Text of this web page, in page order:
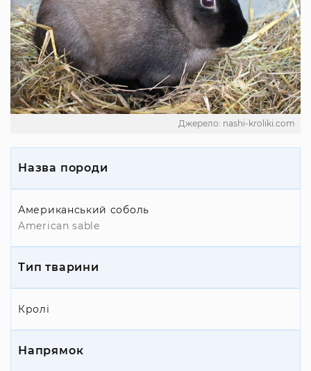
Джерело: nashi-kroliki.com
Назва породи
Американський соболь
American sable
Тип тварини
Кролі
Напрямок